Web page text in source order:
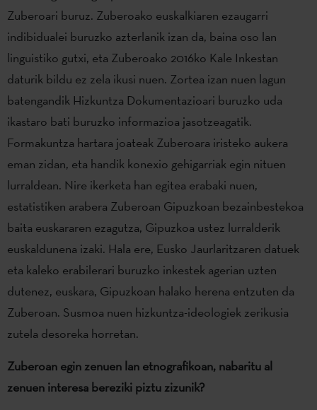
Zuberoari buruz. Zuberoako euskalkiaren ezaugarri
indibidualei buruzko azterlanik izan da, baina oso lan
linguistiko gutxi, eta Zuberoako 2016ko Kale Inkestan
daturik bildu ez zela ikusi nuen. Zortea izan nuen lagun
batengandik Hizkuntza Dokumentazioari buruzko uda
ikastaro bati buruzko informazioa jasotzeagatik.
Formakuntza hartara joateak Zuberoara iristeko aukera
eman zidan, eta handik konexio gehigarriak egin nituen
lurraldean. Nire ikerketa han egitea erabaki nuen,
estatistiken arabera Zuberoan Gipuzkoan bezainbestekoa
baita euskararen ezagutza, Gipuzkoa ustez lurralderik
euskaldunena izaki. Hala ere, Eusko Jaurlaritzaren datuek
eta kaleko erabilerari buruzko inkestek agerian uzten
dutenez, euskara, Gipuzkoan halako herena entzuten da
Zuberoan. Susmoa nuen hizkuntza-ideologiek zerikusia
zutela desoreka horretan.
Zuberoan egin zenuen lan etnografikoan, nabaritu al
zenuen interesa bereziki piztu zizunik?